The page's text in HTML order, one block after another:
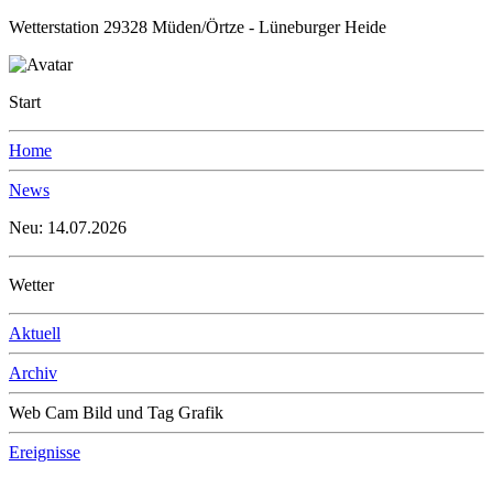
Wetterstation 29328 Müden/Örtze - Lüneburger Heide
Start
Home
News
Neu: 14.07.2026
Wetter
Aktuell
Archiv
Web Cam Bild und Tag Grafik
Ereignisse